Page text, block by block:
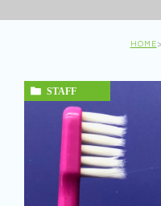
HOME
STAFF